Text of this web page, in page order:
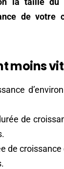
de votre
moins
de
de croissance